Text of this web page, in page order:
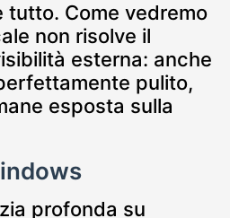
tutto. Come vedremo
non risolve il
esterna: anche
pulito,
esposta sulla
profonda su